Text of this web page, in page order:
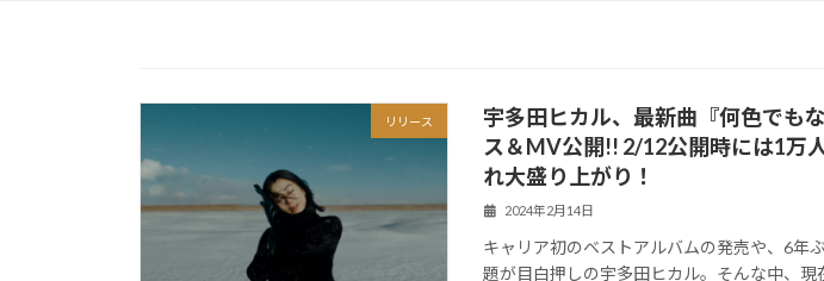
リリース
宇多田ヒカル、最新曲『何色でも
ス＆MV公開!! 2/12公開時には1万
れ大盛り上がり！
2024年2月14日
キャリア初のベストアルバムの発売や、6年
題が目白押しの宇多田ヒカル。そんな中、現